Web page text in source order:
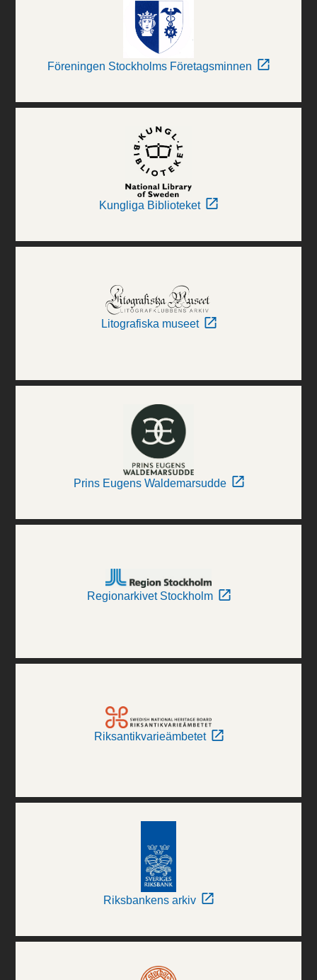
Föreningen Stockholms Företagsminnen
Kungliga Biblioteket
Litografiska museet
Prins Eugens Waldemarsudde
Regionarkivet Stockholm
Riksantikvarieämbetet
Riksbankens arkiv